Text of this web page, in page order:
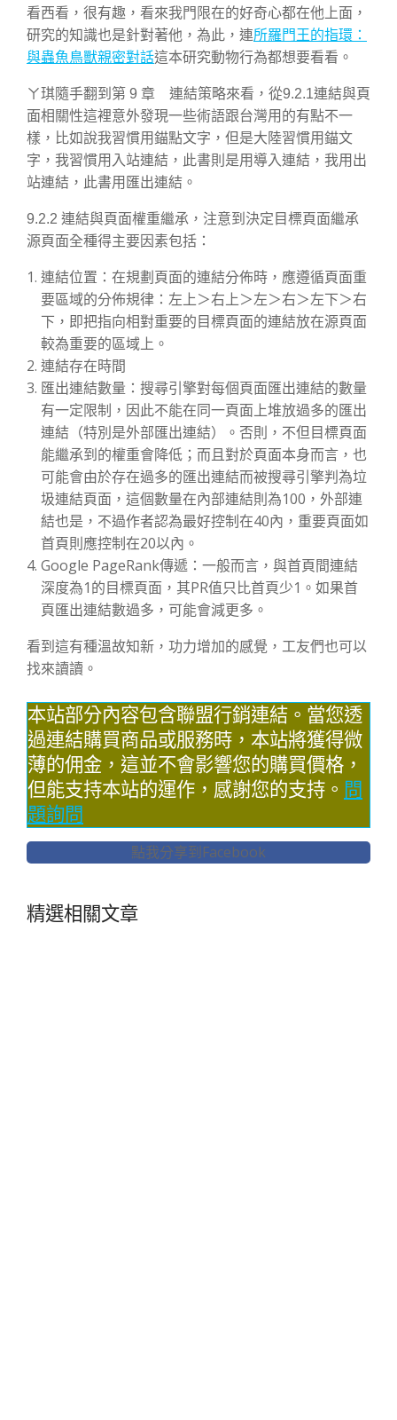
看西看，很有趣，看來我門限在的好奇心都在他上面，
研究的知識也是針對著他，為此，連所羅門王的指環：
與蟲魚鳥獸親密對話這本研究動物行為都想要看看。
ㄚ琪隨手翻到第 9 章 連結策略來看，從9.2.1連結與頁
面相關性這裡意外發現一些術語跟台灣用的有點不一
樣，比如說我習慣用錨點文字，但是大陸習慣用錨文
字，我習慣用入站連結，此書則是用導入連結，我用出
站連結，此書用匯出連結。
9.2.2 連結與頁面權重繼承，注意到決定目標頁面繼承
源頁面全種得主要因素包括：
連結位置：在規劃頁面的連結分佈時，應遵循頁面重
要區域的分佈規律：左上＞右上＞左＞右＞左下＞右
下，即把指向相對重要的目標頁面的連結放在源頁面
較為重要的區域上。
連結存在時間
匯出連結數量：搜尋引擎對每個頁面匯出連結的數量
有一定限制，因此不能在同一頁面上堆放過多的匯出
連結（特別是外部匯出連結）。否則，不但目標頁面
能繼承到的權重會降低；而且對於頁面本身而言，也
可能會由於存在過多的匯出連結而被搜尋引擎判為垃
圾連結頁面，這個數量在內部連結則為100，外部連
結也是，不過作者認為最好控制在40內，重要頁面如
首頁則應控制在20以內。
Google PageRank傳遞：一般而言，與首頁間連結
深度為1的目標頁面，其PR值只比首頁少1。如果首
頁匯出連結數過多，可能會減更多。
看到這有種溫故知新，功力增加的感覺，工友們也可以
找來讀讀。
本站部分內容包含聯盟行銷連結。當您透
過連結購買商品或服務時，本站將獲得微
薄的佣金，這並不會影響您的購買價格，
但能支持本站的運作，感謝您的支持。 問
題詢問
點我分享到Facebook
精選相關文章